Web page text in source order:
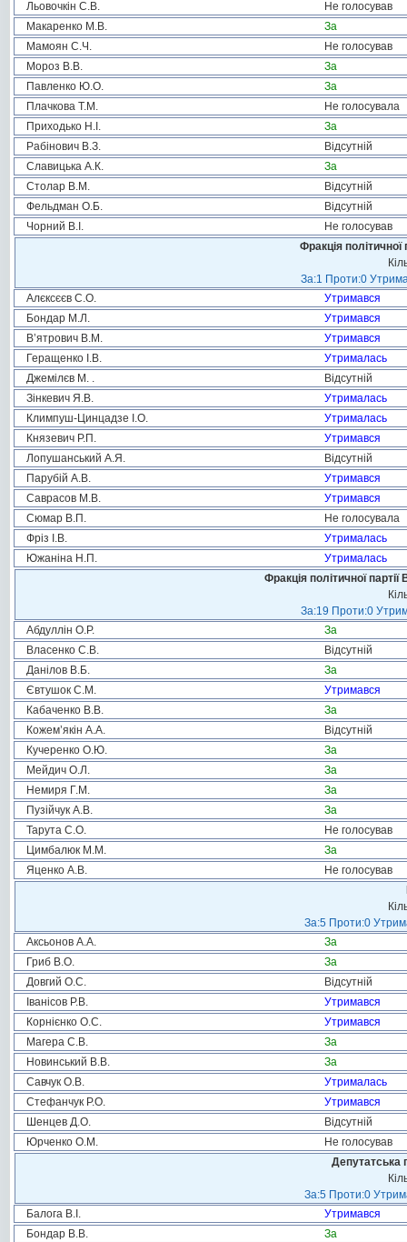
Льовочкін С.В.
Не голосував
Макаренко М.В.
За
Мамоян С.Ч.
Не голосував
Мороз В.В.
За
Павленко Ю.О.
За
Плачкова Т.М.
Не голосувала
Приходько Н.І.
За
Рабінович В.З.
Відсутній
Славицька А.К.
За
Столар В.М.
Відсутній
Фельдман О.Б.
Відсутній
Чорний В.І.
Не голосував
Фракція
За:1 Проти:0
Алєксєєв С.О.
Утримався
Бондар М.Л.
Утримався
В’ятрович В.М.
Утримався
Геращенко І.В.
Утрималась
Джемілєв М. .
Відсутній
Зінкевич Я.В.
Утрималась
Климпуш-Цинцадзе І.О.
Утрималась
Князевич Р.П.
Утримався
Лопушанський А.Я.
Відсутній
Парубій А.В.
Утримався
Саврасов М.В.
Утримався
Сюмар В.П.
Не голосувала
Фріз І.В.
Утрималась
Южаніна Н.П.
Утрималась
Фракція політичної
За:19 Проти:0
Абдуллін О.Р.
За
Власенко С.В.
Відсутній
Данілов В.Б.
За
Євтушок С.М.
Утримався
Кабаченко В.В.
За
Кожем’якін А.А.
Відсутній
Кучеренко О.Ю.
За
Мейдич О.Л.
За
Немиря Г.М.
За
Пузійчук А.В.
За
Тарута С.О.
Не голосував
Цимбалюк М.М.
За
Яценко А.В.
Не голосував
За:5 Проти:0
Аксьонов А.А.
За
Гриб В.О.
За
Довгий О.С.
Відсутній
Іванісов Р.В.
Утримався
Корнієнко О.С.
Утримався
Магера С.В.
За
Новинський В.В.
За
Савчук О.В.
Утрималась
Стефанчук Р.О.
Утримався
Шенцев Д.О.
Відсутній
Юрченко О.М.
Не голосував
Депутатська
За:5 Проти:0
Балога В.І.
Утримався
Бондар В.В.
За